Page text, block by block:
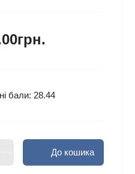
бали: 28.44
До кошика